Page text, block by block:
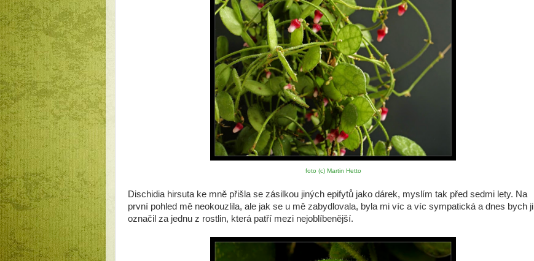
foto (c) Martin Hetto
Dischidia hirsuta ke mně přišla se zásilkou jiných epifytů jako dárek, myslím tak před sedmi lety. Na
první pohled mě neokouzlila, ale jak se u mě zabydlovala, byla mi víc a víc sympatická a dnes bych ji
označil za jednu z rostlin, která patří mezi nejoblíbenější.